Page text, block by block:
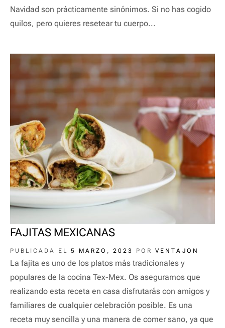
Navidad son prácticamente sinónimos. Si no has cogido
quilos, pero quieres resetear tu cuerpo...
FAJITAS MEXICANAS
PUBLICADA EL 5 MARZO, 2023 POR VENTAJON
La fajita es uno de los platos más tradicionales y
populares de la cocina Tex-Mex. Os aseguramos que
realizando esta receta en casa disfrutarás con amigos y
familiares de cualquier celebración posible. Es una
receta muy sencilla y una manera de comer sano, ya que